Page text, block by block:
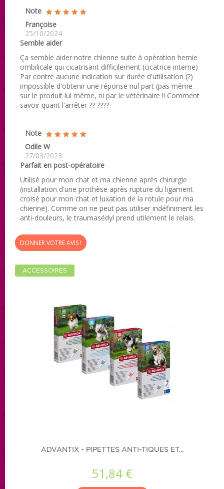
Note
Françoise
25/10/2024
Semble aider
Ça semble aider notre chienne suite à opération hernie
ombilicale qui cicatrisant difficilement (cicatrice interne)
Par contre aucune indication sur durée d'utilisation (?)
impossible d'obtenir une réponse nul part (pas même
sur le produit lui même, ni par le vétérinaire !! Comment
savoir quant l'arrêter ?? ????
Note
Odile W
27/03/2023
Parfait en post-opératoire
Utilisé pour mon chat et ma chienne après chirurgie
(installation d'une prothèse après rupture du ligament
croisé pour mon chat et luxation de la rotule pour ma
chienne). Comme on ne peut pas utiliser indéfiniment les
anti-douleurs, le traumasédyl prend utilement le relais.
DONNER VOTRE AVIS !
ACCESSOIRES
ADVANTIX - PIPETTES ANTI-TIQUES ET...
51,84 €